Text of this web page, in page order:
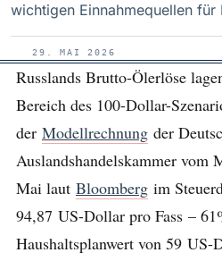
wichtigen Einnahmequellen für
29. MAI 2026
Russlands Brutto-Ölerlöse
Bereich des 100-Dollar-
der Modellrechnung der
Auslandshandelskammer vom
Mai laut Bloomberg im
94,87 US-Dollar pro Fass –
Haushaltsplanwert von 59 US-